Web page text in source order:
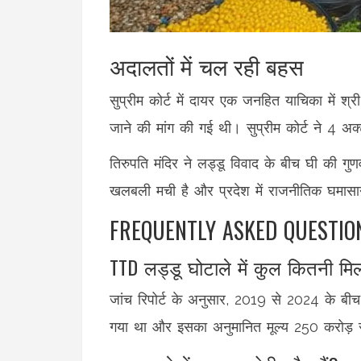
अदालतों में चल रही बहस
सुप्रीम कोर्ट में दायर एक जनहित याचिका में
जाने की मांग की गई थी। सुप्रीम कोर्ट ने 4
तिरुपति मंदिर ने लड्डू विवाद के बीच घी की
खलबली मची है और प्रदेश में राजनीतिक
FREQUENTLY ASKED
TTD लड्डू घोटाले में कुल कितनी
जांच रिपोर्ट के अनुसार, 2019 से 2024 के
गया था और इसका अनुमानित मूल्य 250